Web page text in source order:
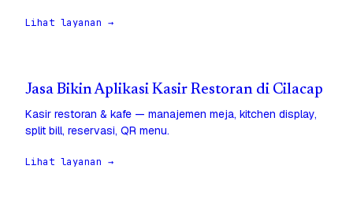
Lihat layanan →
Jasa Bikin Aplikasi Kasir Restoran di Cilacap
Kasir restoran & kafe — manajemen meja, kitchen display,
split bill, reservasi, QR menu.
Lihat layanan →